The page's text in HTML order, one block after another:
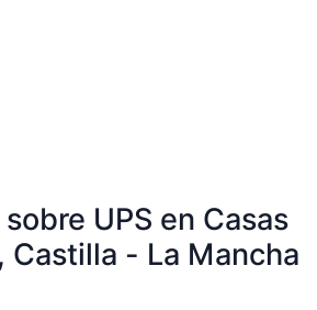
UPS en Casas
Castilla - La Mancha